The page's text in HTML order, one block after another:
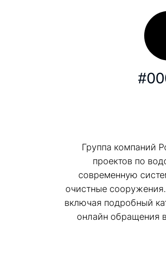
Группа компаний
проектов по
современную
очистные
включая подробный
онлайн обращения